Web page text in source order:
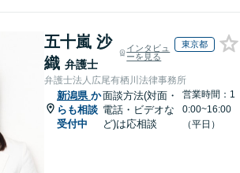
五十嵐 沙
織 弁護士
インタビュ
ーを見る
東京都
弁護士法人広尾有栖川法律事務所
新潟県 か
らも相談
受付中
面談方法(対面・
電話・ビデオな
ど)は応相談
営業時間：1
0:00~16:00
（平日）